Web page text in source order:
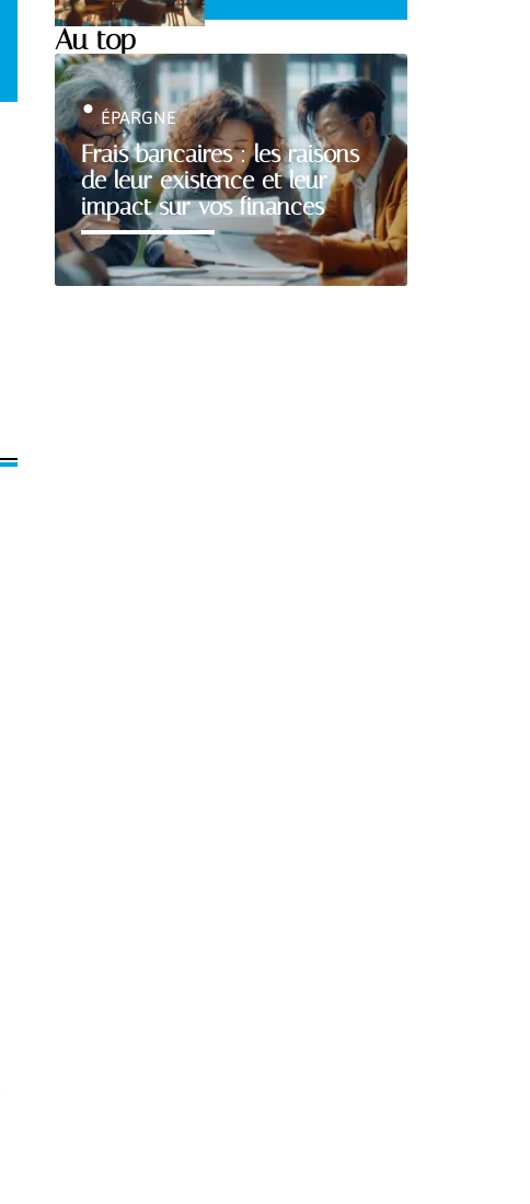
Au top
Frais bancaires : les raisons
de leur existence et leur
impact sur vos finances
ÉPARGNE